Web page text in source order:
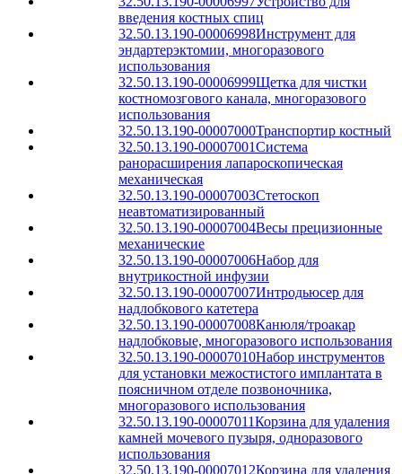
введения костных спиц
32.50.13.190-00006998Инструмент для
эндартерэктомии, многоразового
использования
32.50.13.190-00006999Щетка для чистки
костномозгового канала, многоразового
использования
32.50.13.190-00007000Транспортир костный
32.50.13.190-00007001Система
ранорасширения лапароскопическая
механическая
32.50.13.190-00007003Стетоскоп
неавтоматизированный
32.50.13.190-00007004Весы прецизионные
механические
32.50.13.190-00007006Набор для
внутрикостной инфузии
32.50.13.190-00007007Интродьюсер для
надлобкового катетера
32.50.13.190-00007008Канюля/троакар
надлобковые, многоразового использования
32.50.13.190-00007010Набор инструментов
для установки межостистого имплантата в
поясничном отделе позвоночника,
многоразового использования
32.50.13.190-00007011Корзина для удаления
камней мочевого пузыря, одноразового
использования
32.50.13.190-00007012Корзина для удаления